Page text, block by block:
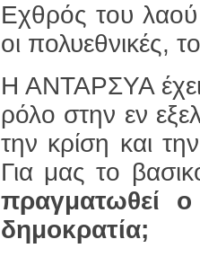
Εχθρός του
οι πολυεθνικές,
Η ΑΝΤΑΡΣΥΑ έχει
ρόλο στην εν
την κρίση και
Για μας το
πραγματωθεί
δημοκρατία;